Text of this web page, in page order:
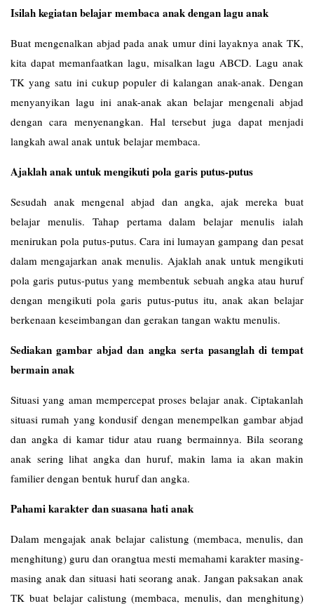
Isilah kegiatan belajar membaca anak dengan lagu anak
Buat mengenalkan abjad pada anak umur dini layaknya anak TK,
kita dapat memanfaatkan lagu, misalkan lagu ABCD. Lagu anak
TK yang satu ini cukup populer di kalangan anak-anak. Dengan
menyanyikan lagu ini anak-anak akan belajar mengenali abjad
dengan cara menyenangkan. Hal tersebut juga dapat menjadi
langkah awal anak untuk belajar membaca.
Ajaklah anak untuk mengikuti pola garis putus-putus
Sesudah anak mengenal abjad dan angka, ajak mereka buat
belajar menulis. Tahap pertama dalam belajar menulis ialah
menirukan pola putus-putus. Cara ini lumayan gampang dan pesat
dalam mengajarkan anak menulis. Ajaklah anak untuk mengikuti
pola garis putus-putus yang membentuk sebuah angka atau huruf
dengan mengikuti pola garis putus-putus itu, anak akan belajar
berkenaan keseimbangan dan gerakan tangan waktu menulis.
Sediakan gambar abjad dan angka serta pasanglah di tempat
bermain anak
Situasi yang aman mempercepat proses belajar anak. Ciptakanlah
situasi rumah yang kondusif dengan menempelkan gambar abjad
dan angka di kamar tidur atau ruang bermainnya. Bila seorang
anak sering lihat angka dan huruf, makin lama ia akan makin
familier dengan bentuk huruf dan angka.
Pahami karakter dan suasana hati anak
Dalam mengajak anak belajar calistung (membaca, menulis, dan
menghitung) guru dan orangtua mesti memahami karakter masing-
masing anak dan situasi hati seorang anak. Jangan paksakan anak
TK buat belajar calistung (membaca, menulis, dan menghitung)